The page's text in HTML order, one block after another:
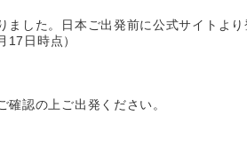
した。日本ご出発前に公式サイトより
日時点）
認の上ご出発ください。